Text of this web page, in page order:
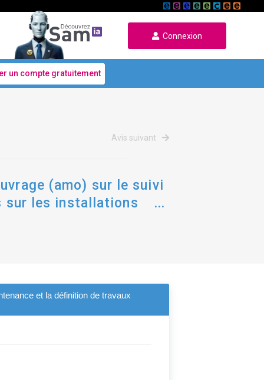
Connexion
un compte gratuitement
Avis suivant
(amo) sur le suivi
sur les installations
et la définition de travaux